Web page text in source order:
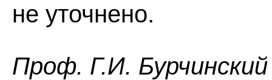
не уточнено.
Проф. Г.И. Бурчинский